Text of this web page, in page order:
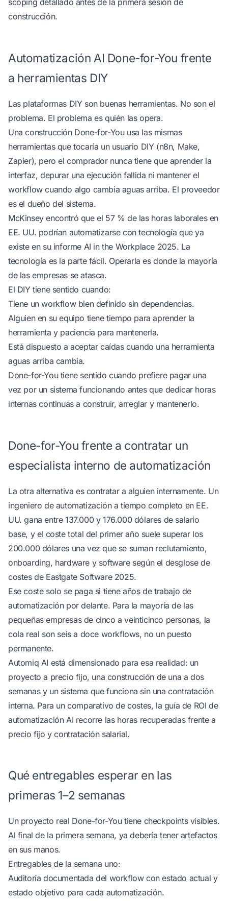
scoping detallado antes de la primera sesión de
construcción.
Automatización AI Done-for-You frente
a herramientas DIY
Las plataformas DIY son buenas herramientas. No son el
problema. El problema es quién las opera.
Una construcción Done-for-You usa las mismas
herramientas que tocaría un usuario DIY (n8n, Make,
Zapier), pero el comprador nunca tiene que aprender la
interfaz, depurar una ejecución fallida ni mantener el
workflow cuando algo cambia aguas arriba. El proveedor
es el dueño del sistema.
McKinsey encontró que el 57 % de las horas laborales en
EE. UU. podrían automatizarse con tecnología que ya
existeen su informe AI in the Workplace 2025. La
tecnología es la parte fácil. Operarla es donde la mayoría
de las empresas se atasca.
El DIY tiene sentido cuando:
Tiene un workflow bien definido sin dependencias.
Alguien en su equipo tiene tiempo para aprender la
herramienta y paciencia para mantenerla.
Está dispuesto a aceptar caídas cuando una herramienta
aguas arriba cambia.
Done-for-You tiene sentido cuando prefiere pagar una
vez por un sistema funcionando antes que dedicar horas
internas continuas a construir, arreglar y mantenerlo.
Done-for-You frente a contratar un
especialista interno de automatización
La otra alternativa es contratar a alguien internamente. Un
ingeniero de automatización a tiempo completo en EE.
UU. gana entre 137.000 y 176.000 dólares de salario
base, y el coste total del primer año suele superar los
200.000 dólares una vez que se suman reclutamiento,
onboarding, hardware y software según el desglose de
costes de Eastgate Software 2025.
Ese coste solo se paga si tiene años de trabajo de
automatización por delante. Para la mayoría de las
pequeñas empresas de cinco a veinticinco personas, la
cola real son seis a doce workflows, no un puesto
permanente.
Automiq AI está dimensionado para esa realidad: un
proyecto a precio fijo, una construcción de una a dos
semanas y un sistema que funciona sin una contratación
interna. Para un comparativo de costes, la guía de ROI de
automatización AI recorre las horas recuperadas frente a
precio fijo y contratación salarial.
Qué entregables esperar en las
primeras 1–2 semanas
Un proyecto real Done-for-You tiene checkpoints visibles.
Al final de la primera semana, ya debería tener artefactos
en sus manos.
Entregables de la semana uno:
Auditoría documentada del workflow con estado actual y
estado objetivo para cada automatización.